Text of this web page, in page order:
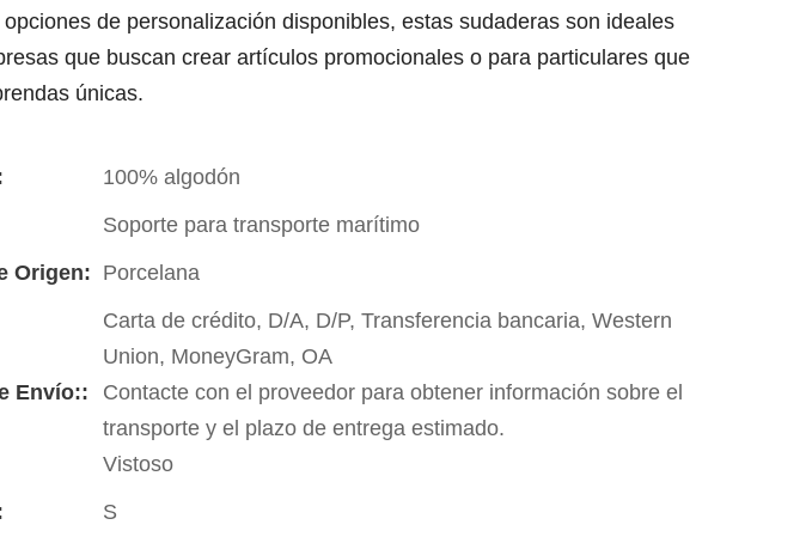
de personalización disponibles, estas sudaderas son ideales
que buscan crear artículos promocionales o para particulares que
únicas.
100% algodón
Soporte para transporte marítimo
Origen:
Porcelana
Carta de crédito, D/A, D/P, Transferencia bancaria, Western
Union, MoneyGram, OA
Envío::
Contacte con el proveedor para obtener información sobre el
transporte y el plazo de entrega estimado.
Vistoso
S